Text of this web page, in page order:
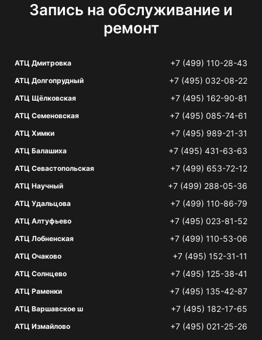
Запись на обслуживание и
ремонт
АТЦ Дмитровка +7 (499) 110-28-43
АТЦ Долгопрудный +7 (495) 032-08-22
АТЦ Щёлковская +7 (495) 162-90-81
АТЦ Семеновская +7 (495) 085-74-61
АТЦ Химки +7 (495) 989-21-31
АТЦ Балашиха +7 (495) 431-63-63
АТЦ Севастопольская +7 (499) 653-72-12
АТЦ Научный +7 (499) 288-05-36
АТЦ Удальцова +7 (499) 110-86-79
АТЦ Алтуфьево +7 (495) 023-81-52
АТЦ Лобненская +7 (499) 110-53-06
АТЦ Очаково +7 (495) 152-31-11
АТЦ Солнцево +7 (495) 125-38-41
АТЦ Раменки +7 (495) 135-42-87
АТЦ Варшавское ш +7 (495) 182-17-65
АТЦ Измайлово +7 (495) 021-25-26